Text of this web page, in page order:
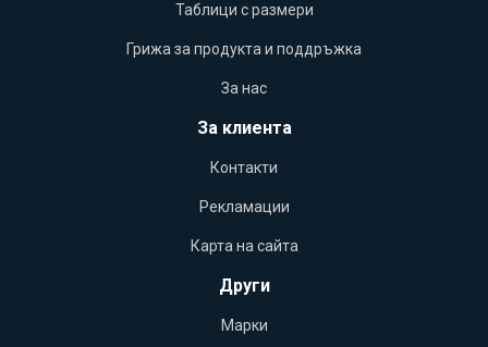
Таблици с размери
Грижа за продукта и поддръжка
За нас
За клиента
Контакти
Рекламации
Карта на сайта
Други
Марки